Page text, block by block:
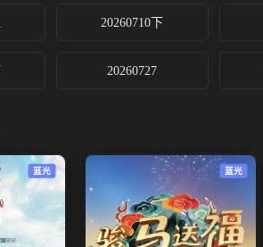
20260710下
20260727
蓝光 蓝光